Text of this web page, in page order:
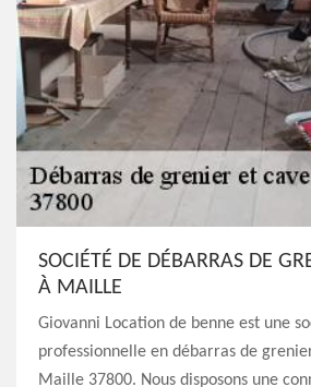
SOCIÉTÉ DE DÉBARRAS DE
À MAILLE
Giovanni Location de benne est une
professionnelle en débarras de
Maille 37800. Nous disposons une